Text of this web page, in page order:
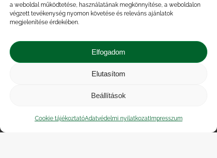
a weboldal működtetése, használatának megkönnyítése, a weboldalon
végzett tevékenység nyomon követése és releváns ajánlatok
megjelenítése érdekében.
Elfogadom
Elutasítom
Beállítások
Cookie tájékoztatóAdatvédelmi nyilatkozatImpresszum
pulyka pulykahús sertés sertéshús
szarvasmarha termelés
termelői
zöldség árak
átlagárértékesítési ár
Közérdekű adatok
| Adatvédelmi nyilatkozat
|